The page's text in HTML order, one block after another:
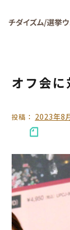
オフ会
投稿： 2023年8